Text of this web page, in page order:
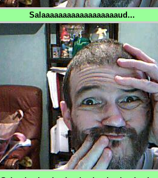
Salaaaaaaaaaaaaaaaaaaud...